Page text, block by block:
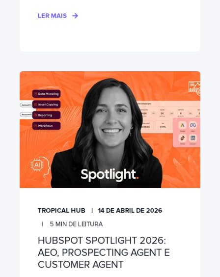
LER MAIS
TROPICAL HUB
14 DE ABRIL DE 2026
5 MIN DE LEITURA
HUBSPOT SPOTLIGHT 2026:
AEO, PROSPECTING AGENT E
CUSTOMER AGENT